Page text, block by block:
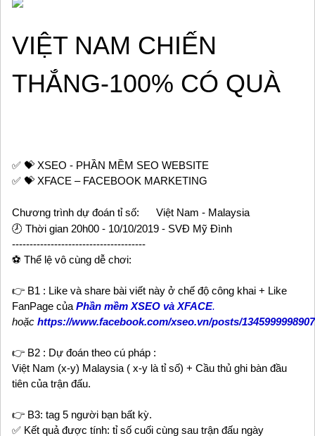
VIỆT NAM CHIẾN
THẮNG-100% CÓ QUÀ
✅ 💝 XSEO - PHẦN MỀM SEO WEBSITE
✅ 💝 XFACE – FACEBOOK MARKETING
Chương trình dự đoán tỉ số:
Việt Nam - Malaysia
🕗 Thời gian 20h00 - 10/10/2019 - SVĐ Mỹ Đình
--------------------------------------
⚽️ Thể lệ vô cùng dễ chơi:
👉 B1 : Like và share bài viết này ở chế độ công khai + Like
FanPage của Phần mềm XSEO và XFACE.
hoặc https://www.facebook.com/xseo.vn/posts/
👉 B2 : Dự đoán theo cú pháp :
Việt Nam (x-y) Malaysia ( x-y là tỉ số) + Cầu thủ ghi bàn đầu
tiên của trận đấu.
👉 B3: tag 5 người bạn bất kỳ.
✅ Kết quả được tính: tỉ số cuối cùng sau trận đấu ngày